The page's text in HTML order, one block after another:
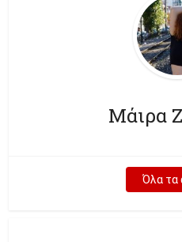
Μάιρα
Όλα τα